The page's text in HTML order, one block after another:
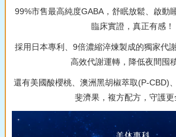
99%市售最高純度GABA，舒眠放鬆、啟動
臨床實證，真正有感！
採用日本專利、9倍濃縮淬煉製成的獨家代
高效代謝運轉，降低夜間囤
還有美國酸櫻桃、澳洲黑胡椒萃取(P-CBD)
斐濟果，複方配方，守護更